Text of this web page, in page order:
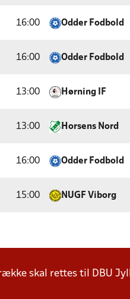
16:00 Odder Fodbold
16:00 Odder Fodbold
13:00 Hørning IF
13:00 Horsens Nord
16:00 Odder Fodbold
15:00 NUGF Viborg
skal rettes til DBU